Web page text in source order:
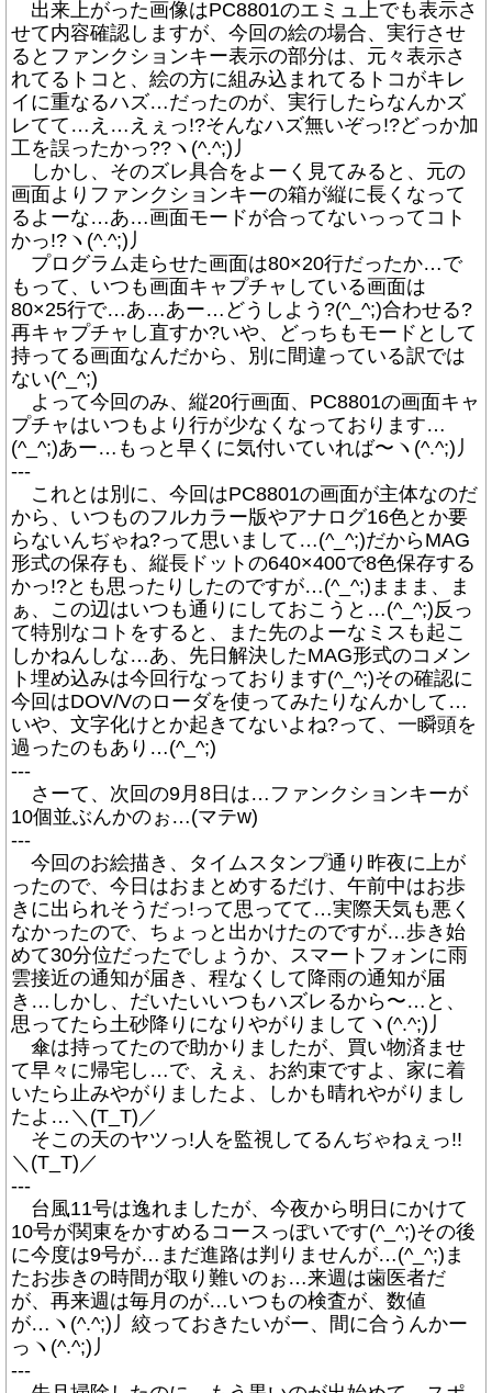
出来上がった画像はPC8801のエミュ上でも表示さ
せて内容確認しますが、今回の絵の場合、実行させ
るとファンクションキー表示の部分は、元々表示さ
れてるトコと、絵の方に組み込まれてるトコがキレ
イに重なるハズ…だったのが、実行したらなんかズ
レてて…え…えぇっ!?そんなハズ無いぞっ!?どっか加
工を誤ったかっ??ヽ(^.^;)丿
しかし、そのズレ具合をよーく見てみると、元の
画面よりファンクションキーの箱が縦に長くなって
るよーな…あ…画面モードが合ってないっってコト
かっ!?ヽ(^.^;)丿
プログラム走らせた画面は80×20行だったか…で
もって、いつも画面キャプチャしている画面は
80×25行で…あ…あー…どうしよう?(^_^;)合わせる?
再キャプチャし直すか?いや、どっちもモードとして
持ってる画面なんだから、別に間違っている訳では
ない(^_^;)
よって今回のみ、縦20行画面、PC8801の画面キャ
プチャはいつもより行が少なくなっております…
(^_^;)あー…もっと早くに気付いていれば〜ヽ(^.^;)丿
---
これとは別に、今回はPC8801の画面が主体なのだ
から、いつものフルカラー版やアナログ16色とか要
らないんぢゃね?って思いまして…(^_^;)だからMAG
形式の保存も、縦長ドットの640×400で8色保存する
かっ!?とも思ったりしたのですが…(^_^;)ままま、ま
ぁ、この辺はいつも通りにしておこうと…(^_^;)反っ
て特別なコトをすると、また先のよーなミスも起こ
しかねんしな…あ、先日解決したMAG形式のコメン
ト埋め込みは今回行なっております(^_^;)その確認に
今回はDOV/Vのローダを使ってみたりなんかして…
いや、文字化けとか起きてないよね?って、一瞬頭を
過ったのもあり…(^_^;)
---
さーて、次回の9月8日は…ファンクションキーが
10個並ぶんかのぉ…(マテw)
---
今回のお絵描き、タイムスタンプ通り昨夜に上が
ったので、今日はおまとめするだけ、午前中はお歩
きに出られそうだっ!って思ってて…実際天気も悪く
なかったので、ちょっと出かけたのですが…歩き始
めて30分位だったでしょうか、スマートフォンに雨
雲接近の通知が届き、程なくして降雨の通知が届
き…しかし、だいたいいつもハズレるから〜…と、
思ってたら土砂降りになりやがりましてヽ(^.^;)丿
傘は持ってたので助かりましたが、買い物済ませ
て早々に帰宅し…で、えぇ、お約束ですよ、家に着
いたら止みやがりましたよ、しかも晴れやがりまし
たよ…＼(T_T)／
そこの天のヤツっ!人を監視してるんぢゃねぇっ!!
＼(T_T)／
---
台風11号は逸れましたが、今夜から明日にかけて
10号が関東をかすめるコースっぽいです(^_^;)その後
に今度は9号が…まだ進路は判りませんが…(^_^;)ま
たお歩きの時間が取り難いのぉ…来週は歯医者だ
が、再来週は毎月のが…いつもの検査が、数値
が…ヽ(^.^;)丿絞っておきたいがー、間に合うんかー
っヽ(^.^;)丿
---